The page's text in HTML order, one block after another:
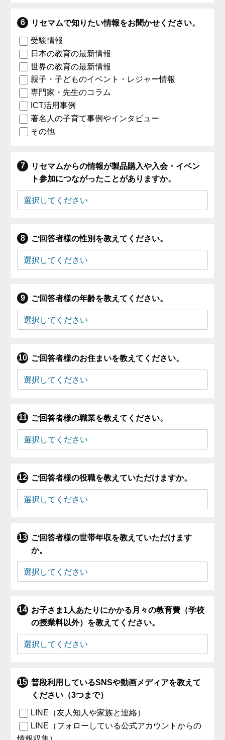
リセマムで知りたい情報をお聞かせください。
受験情報
日本の教育の最新情報
世界の教育の最新情報
親子・子どものイベント・レジャー情報
専門家・先生のコラム
ICT活用事例
著名人の子育て事例やインタビュー
その他
リセマムからの情報が製品購入や入会・イベン
ト参加につながったことがありますか。
ご回答者様の性別を教えてください。
ご回答者様の年齢を教えてください。
ご回答者様のお住まいを教えてください。
ご回答者様の職業を教えてください。
ご回答者様の役職を教えていただけますか。
ご回答者様の世帯年収を教えていただけます
か。
お子さま1人あたりにかかる月々の教育費（学校
の授業料以外）を教えてください。
普段利用しているSNSや動画メディアを教えて
ください（3つまで）
LINE（友人知人や家族と連絡）
LINE（フォローしている公式アカウントからの